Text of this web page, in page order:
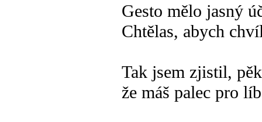
Gesto mělo jasný
Chtělas, abych
Tak jsem zjistil,
že máš palec pro